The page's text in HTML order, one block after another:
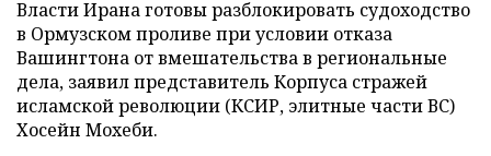
Власти Ирана готовы разблокировать судоходство
в Ормузском проливе при условии отказа
Вашингтона от вмешательства в региональные
дела, заявил представитель Корпуса стражей
исламской революции (КСИР, элитные части ВС)
Хосейн Мохеби.